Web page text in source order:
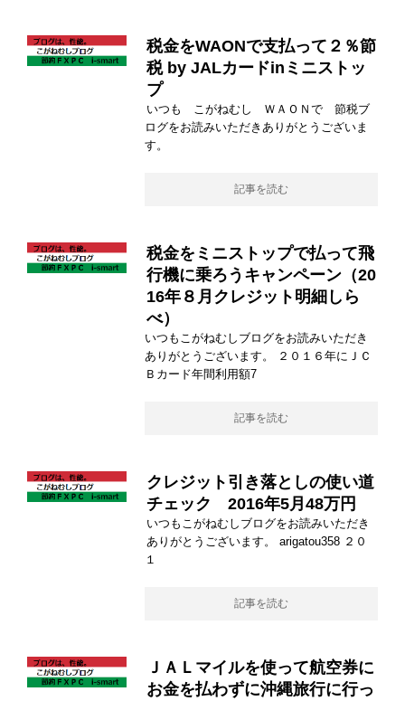
税金をWAONで支払って２％節
税 by JALカードinミニストッ
プ
いつも こがねむし ＷＡＯＮで 節税ブ
ログをお読みいただきありがとうございま
す。
記事を読む
税金をミニストップで払って飛
行機に乗ろうキャンペーン（20
16年８月クレジット明細しら
べ）
いつもこがねむしブログをお読みいただき
ありがとうございます。 ２０１６年にＪＣ
Ｂカード年間利用額7
記事を読む
クレジット引き落としの使い道
チェック 2016年5月48万円
いつもこがねむしブログをお読みいただき
ありがとうございます。 arigatou358 ２０
１
記事を読む
ＪＡＬマイルを使って航空券に
お金を払わずに沖縄旅行に行っ